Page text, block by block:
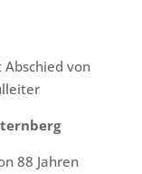
von
88 Jahren